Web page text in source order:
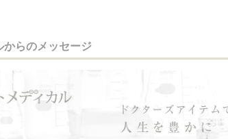
からのメッセージ